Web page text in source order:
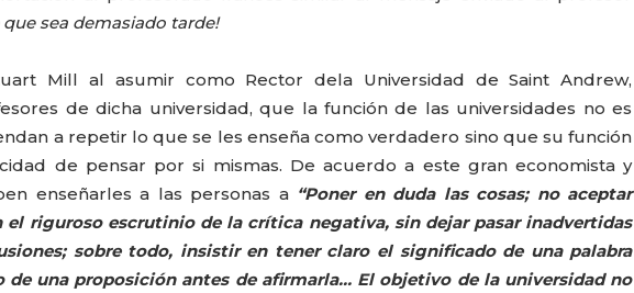
sea demasiado tarde!
Mill al asumir como Rector dela Universidad de Saint Andrew,
de dicha universidad, que la función de las universidades no es
a repetir lo que se les enseña como verdadero sino que su función
de pensar por si mismas. De acuerdo a este gran economista y
enseñarles a las personas a “Poner en duda las cosas; no aceptar
el riguroso escrutinio de la crítica negativa, sin dejar pasar inadvertidas
sobre todo, insistir en tener claro el significado de una palabra
de una proposición antes de afirmarla… El objetivo de la universidad no